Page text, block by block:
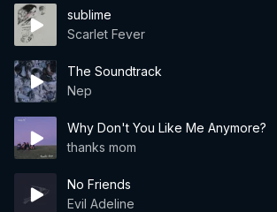
sublime
Scarlet Fever
The Soundtrack
Nep
Why Don't You Like Me Anymore?
thanks mom
No Friends
Evil Adeline